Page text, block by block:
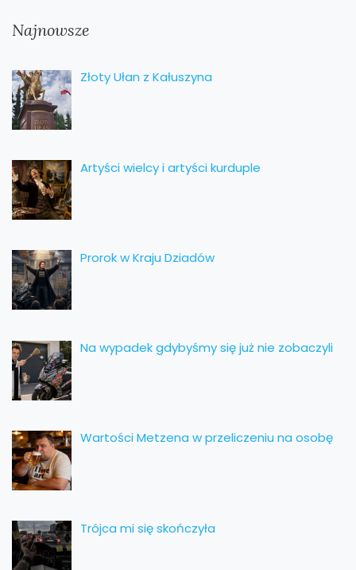
Najnowsze
Złoty Ułan z Kałuszyna
Artyści wielcy i artyści kurduple
Prorok w Kraju Dziadów
Na wypadek gdybyśmy się już nie zobaczyli
Wartości Metzena w przeliczeniu na osobę
Trójca mi się skończyła